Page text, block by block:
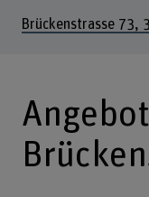
Brückenstrasse 73,